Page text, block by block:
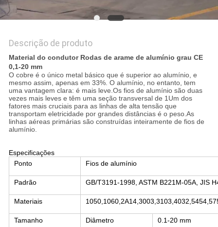
Descrição de produto
Material do condutor Rodas de arame de alumínio grau CE
0,1-20 mm
O cobre é o único metal básico que é superior ao alumínio, e
mesmo assim, apenas em 33%. O alumínio, no entanto, tem
uma vantagem clara: é mais leve.Os fios de alumínio são duas
vezes mais leves e têm uma seção transversal de 1Um dos
fatores mais cruciais para as linhas de alta tensão que
transportam eletricidade por grandes distâncias é o peso.As
linhas aéreas primárias são construídas inteiramente de fios de
alumínio.
Especificações
Ponto
Fios de alumínio
Padrão GB/T3191-1998, ASTM B221M-05A, JIS
Materiais
Tamanho Diâmetro 0.1-20 mm